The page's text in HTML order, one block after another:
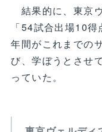
結果的に、東京
「54試合出場10
年間がこれまでの
び、学ぼうとさせ
っていた。